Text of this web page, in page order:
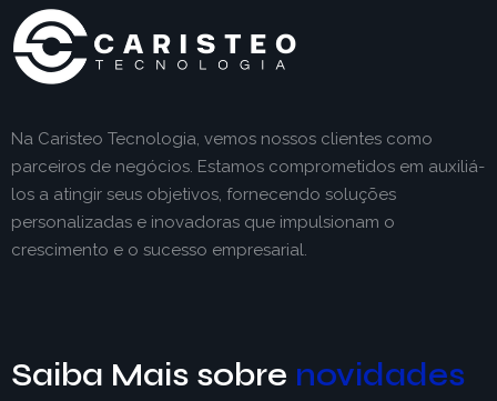
Na Caristeo Tecnologia, vemos nossos clientes como
parceiros de negócios. Estamos comprometidos em auxiliá-
los a atingir seus objetivos, fornecendo soluções
personalizadas e inovadoras que impulsionam o
crescimento e o sucesso empresarial.
Saiba Mais sobre novidades